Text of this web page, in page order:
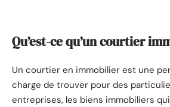
Qu’est-ce qu’un courtier
Un courtier en immobilier est une
charge de trouver pour des
entreprises, les biens immobiliers